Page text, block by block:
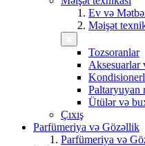
Ev və
Məişət
Tozsoranlar
Aksesuarlar
Paltaryuyan
Ütülər və
Çıxış
Parfümeriya və Gözəllik
Parfümeriya və